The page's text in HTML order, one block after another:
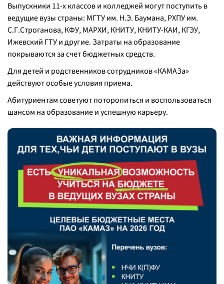
Выпускники 11-х классов и колледжей могут поступить в
ведущие вузы страны: МГТУ им. Н.Э. Баумана, РХПУ им.
С.Г.Строганова, КФУ, МАРХИ, КНИТУ, КНИТУ-КАИ, КГЭУ,
Ижевский ГТУ и другие. Затраты на образование
покрываются за счет бюджетных средств.
Для детей и родственников сотрудников «КАМАЗа»
действуют особые условия приема.
Абитуриентам советуют поторопиться и воспользоваться
шансом на образование и успешную карьеру.